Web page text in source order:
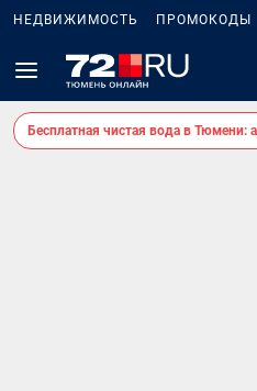
НЕДВИЖИМОСТЬ ПРОМОКОДЫ
Бесплатная чистая вода в Тюмени: